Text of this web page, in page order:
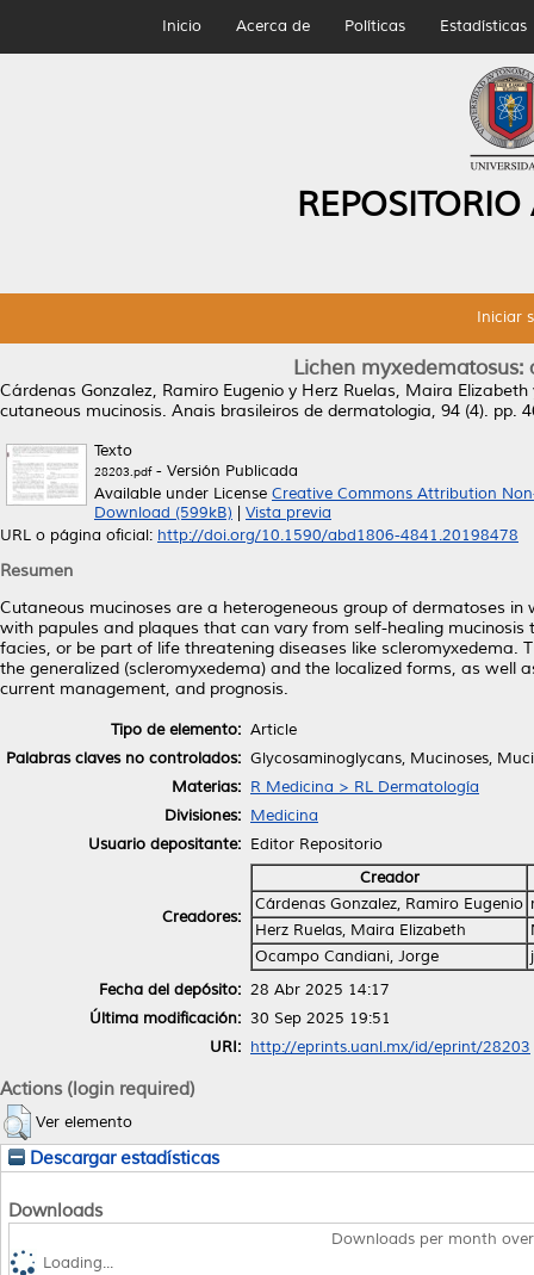
Inicio Acerca de Políticas Estadísticas
Iniciar
Lichen
Cárdenas Gonzalez, Ramiro Eugenio y Herz Ruelas, Maira Elizabeth
cutaneous mucinosis. Anais brasileiros de dermatologia, 94 (4). pp.
Texto
28203.pdf- Versión Publicada
Available under License Creative Commons Attribution
Download (599kB)
Vista previa
URL o página oficial: http://doi.org/10.1590/abd1806-4841.20198478
Resumen
Cutaneous mucinoses are a heterogeneous group of dermatoses
with papules and plaques that can vary from self-healing
facies, or be part of life threatening diseases like scleromyxedema.
the generalized (scleromyxedema) and the localized forms, as well
current management, and prognosis.
Tipo de elemento: Article
Palabras claves no controlados: Glycosaminoglycans, Mucinoses,
Materias: R Medicina > RL Dermatología
Divisiones: Medicina
Usuario depositante: Editor Repositorio
Creadores:
Creador
Cárdenas Gonzalez, Ramiro Eugenio
Herz Ruelas, Maira Elizabeth
Ocampo Candiani, Jorge
Fecha del depósito: 28 Abr 2025 14:17
Última modificación: 30 Sep 2025 19:51
URI: http://eprints.uanl.mx/id/eprint/28203
Actions (login required)
Ver elemento
Descargar estadísticas
Downloads
Downloads per month
Loading...